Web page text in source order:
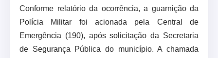
Conforme relatório da ocorrência, a guarnição da
Polícia Militar foi acionada pela Central de
Emergência (190), após solicitação da Secretaria
de Segurança Pública do município. A chamada